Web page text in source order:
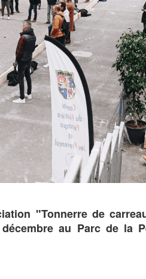
"Tonnerre de
au Parc de la